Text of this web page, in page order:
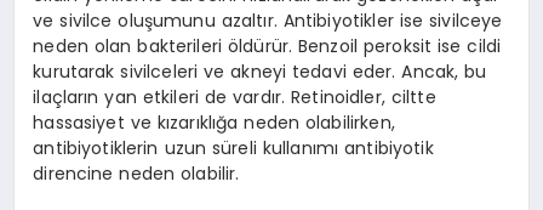
ve sivilce oluşumunu azaltır. Antibiyotikler ise sivilceye
neden olan bakterileri öldürür. Benzoil peroksit ise cildi
kurutarak sivilceleri ve akneyi tedavi eder. Ancak, bu
ilaçların yan etkileri de vardır. Retinoidler, ciltte
hassasiyet ve kızarıklığa neden olabilirken,
antibiyotiklerin uzun süreli kullanımı antibiyotik
direncine neden olabilir.